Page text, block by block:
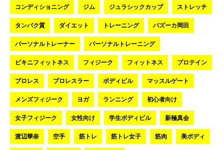
コンディショニング ジム ジュラシックカップ ストレッチ
タンパク質 ダイエット トレーニング バズーカ岡田
パーソナルトレーナー パーソナルトレーニング
ビキニフィットネス フィジーク フィットネス プロテイン
プロレス プロレスラー ボディビル マッスルゲート
メンズフィジーク ヨガ ランニング 初心者向け
女子フィジーク 女性向け 学生ボディビル 新極真会
渡辺華奈 空手 筋トレ 筋トレ女子 筋肉 美ボディ